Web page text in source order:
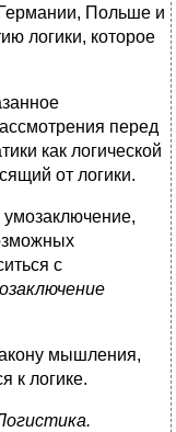
Польше и
логики, которое
перед
как логической
от логики.
с
мышления,
к логике.